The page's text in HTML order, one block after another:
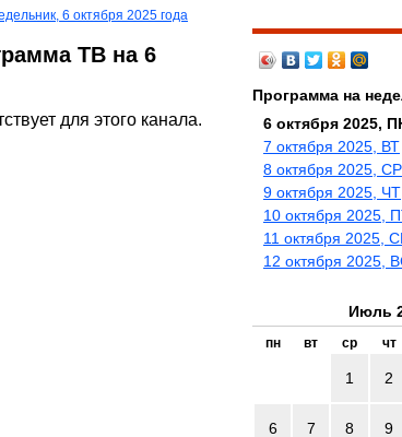
6 октября 2025 года
ТВ на 6
для этого канала.
Программа на
6 октября 2025,
7 октября 2025, ВТ
8 октября 2025, СР
9 октября 2025, ЧТ
10 октября 2025,
11 октября 2025,
12 октября 2025,
Июль
пн вт ср чт
1 2
6 7 8 9